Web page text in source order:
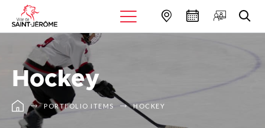
Hockey
PORTFOLIO ITEMS HOCKEY